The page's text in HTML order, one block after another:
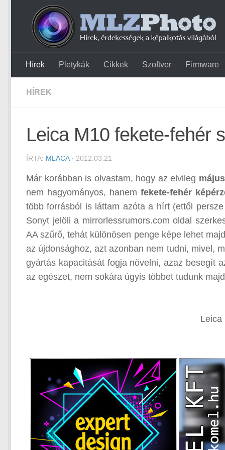
Hírek Pletykák Cikkek Szoftver Firmware
HÍREK
Leica M10 fekete-fehér
ÍRTA: MLACA· 2012.03.21
Már korábban is olvastam, hogy az elvileg
nem hagyományos, hanemfekete-fehér
több forrásból is láttam azóta a hírt (ettől
Sonyt jelöli a mirrorlessrumors.com oldal
AA szűrő, tehát különösen penge képe lehet
az újdonsághoz, azt azonban nem tudni, mivel,
gyártás kapacitását fogja növelni, azaz besegít
az egészet, nem sokára úgyis többet tudunk
Leica